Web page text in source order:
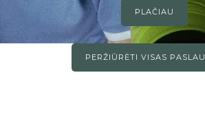
PLAČIAU
PERŽIŪRĖTI VISAS